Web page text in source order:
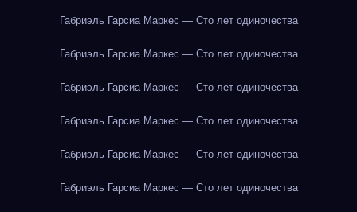
Габриэль Гарсиа Маркес — Сто лет одиночества
Габриэль Гарсиа Маркес — Сто лет одиночества
Габриэль Гарсиа Маркес — Сто лет одиночества
Габриэль Гарсиа Маркес — Сто лет одиночества
Габриэль Гарсиа Маркес — Сто лет одиночества
Габриэль Гарсиа Маркес — Сто лет одиночества